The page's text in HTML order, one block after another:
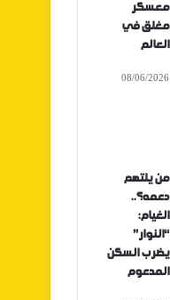
معسكر
مغلق في
العالم
08/06/2026
من يلتهم
دعمه؟..
الغيام:
“النوار”
يضرب السكن
المدعوم